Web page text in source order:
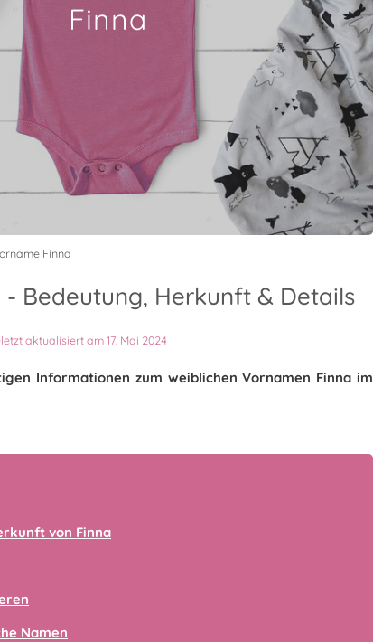
Finna
Finna
Bedeutung, Herkunft & Details
aktualisiert am 17. Mai 2024
Informationen zum weiblichen Vornamen Finna im
von Finna
Namen